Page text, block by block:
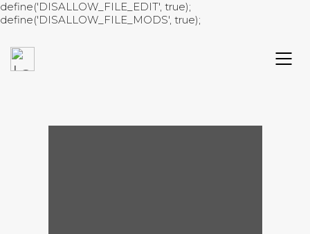
define('DISALLOW_FILE_EDIT', true);
define('DISALLOW_FILE_MODS', true);